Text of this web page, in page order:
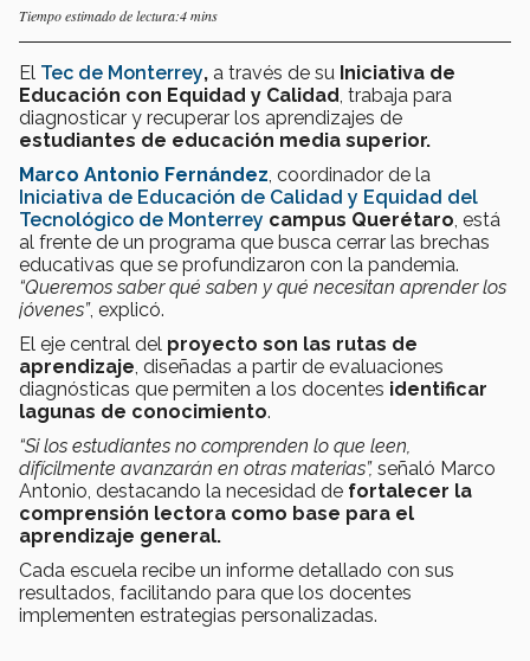
Tiempo estimado de lectura:4 mins
El Tec de Monterrey, a través de su Iniciativa de
Educación con Equidad y Calidad , trabaja para
diagnosticar y recuperar los aprendizajes de
estudiantes de educación media superior.
Marco Antonio Fernández , coordinador de la
Iniciativa de Educación de Calidad y Equidad del
Tecnológico de Monterrey campus Querétaro , está
al frente de un programa que busca cerrar las brechas
educativas que se profundizaron con la pandemia.
“Queremos saber qué saben y qué necesitan aprender los
jóvenes”, explicó.
El eje central del proyecto son las rutas de
aprendizaje , diseñadas a partir de evaluaciones
diagnósticas que permiten a los docentes identificar
lagunas de conocimiento.
“Si los estudiantes no comprenden lo que leen,
difícilmente avanzarán en otras materias”, señaló Marco
Antonio, destacando la necesidad de fortalecer la
comprensión lectora como base para el
aprendizaje general.
Cada escuela recibe un informe detallado con sus
resultados, facilitando para que los docentes
implementen estrategias personalizadas.